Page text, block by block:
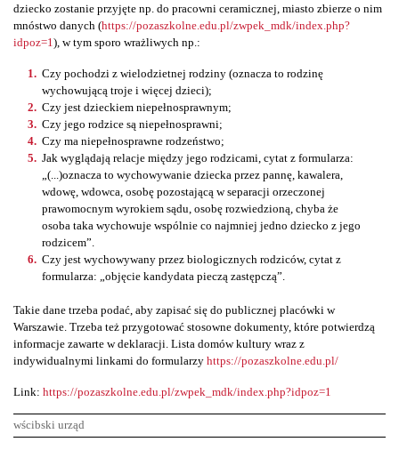
dziecko zostanie przyjęte np. do pracowni ceramicznej, miasto zbierze o nim
mnóstwo danych (https://pozaszkolne.edu.pl/zwpek_mdk/index.php?
idpoz=1), w tym sporo wrażliwych np.:
Czy pochodzi z wielodzietnej rodziny (oznacza to rodzinę
wychowującą troje i więcej dzieci);
Czy jest dzieckiem niepełnosprawnym;
Czy jego rodzice są niepełnosprawni;
Czy ma niepełnosprawne rodzeństwo;
Jak wyglądają relacje między jego rodzicami, cytat z formularza:
„(...)oznacza to wychowywanie dziecka przez pannę, kawalera,
wdowę, wdowca, osobę pozostającą w separacji orzeczonej
prawomocnym wyrokiem sądu, osobę rozwiedzioną, chyba że
osoba taka wychowuje wspólnie co najmniej jedno dziecko z jego
rodzicem”.
Czy jest wychowywany przez biologicznych rodziców, cytat z
formularza: „objęcie kandydata pieczą zastępczą”.
Takie dane trzeba podać, aby zapisać się do publicznej placówki w
Warszawie. Trzeba też przygotować stosowne dokumenty, które potwierdzą
informacje zawarte w deklaracji. Lista domów kultury wraz z
indywidualnymi linkami do formularzy https://pozaszkolne.edu.pl/
Link: https://pozaszkolne.edu.pl/zwpek_mdk/index.php?idpoz=1
wścibski urząd